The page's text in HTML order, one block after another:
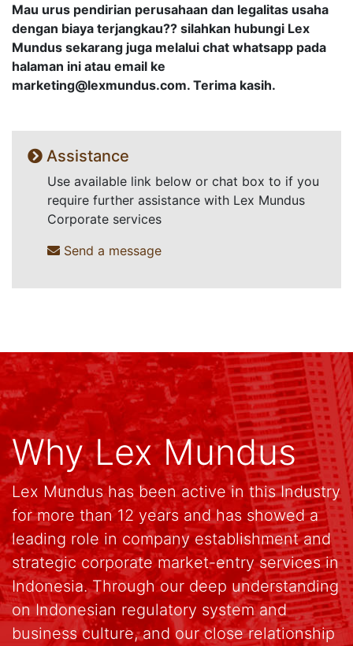
Mau urus pendirian perusahaan dan legalitas usaha
dengan biaya terjangkau?? silahkan hubungi Lex
Mundus sekarang juga melalui chat whatsapp pada
halaman ini atau email ke
marketing@lexmundus.com. Terima kasih.
Assistance
Use available link below or chat box to if you
require further assistance with Lex Mundus
Corporate services
Send a message
Why Lex Mundus
Lex Mundus has been active in this Industry
for more than 12 years and has showed a
leading role in company establishment and
strategic corporate market-entry services in
Indonesia. Through our deep understanding
on Indonesian regulatory system and
business culture, and our close relationship